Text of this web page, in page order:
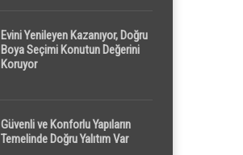
Evini Yenileyen Kazanıyor, Doğru
Boya Seçimi Konutun Değerini
Koruyor
Güvenli ve Konforlu Yapıların
Temelinde Doğru Yalıtım Var